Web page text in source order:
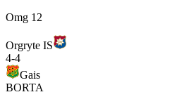
Omg 12
Orgryte IS
4-4
Gais
BORTA